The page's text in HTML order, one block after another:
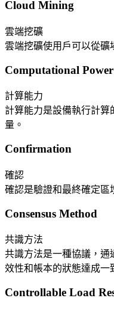
Cloud Mining
雲端挖礦
雲端挖礦使用戶可以從礦
Computational Power
計算能力
計算能力是設備執行計
量。
Confirmation
確認
確認是驗證和最終確定區
Consensus Method
共識方法
共識方法是一種協議，通
效性和帳本的狀態達成一
Controllable Load